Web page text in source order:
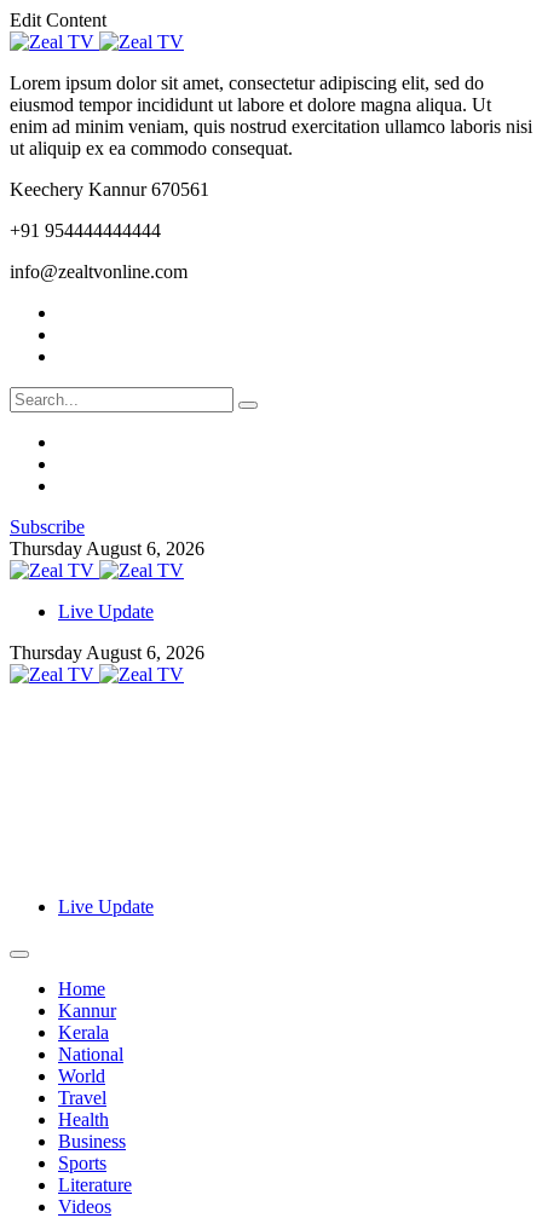
Edit Content
Lorem ipsum dolor sit amet, consectetur adipiscing elit, sed do
eiusmod tempor incididunt ut labore et dolore magna aliqua. Ut
enim ad minim veniam, quis nostrud exercitation ullamco laboris nisi
ut aliquip ex ea commodo consequat.
Keechery Kannur 670561
+91 954444444444
info@zealtvonline.com
Subscribe
Thursday August 6, 2026
Live Update
Thursday August 6, 2026
Live Update
Home
Kannur
Kerala
National
World
Travel
Health
Business
Sports
Literature
Videos